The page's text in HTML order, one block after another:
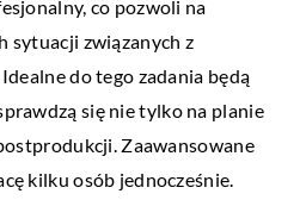
co pozwoli na
sytuacji związanych z
do tego zadania będą
się nie tylko na planie
Zaawansowane
kilku osób jednocześnie.